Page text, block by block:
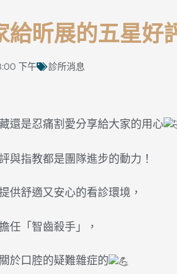
給昕展的五星好
下午 診所消息
還是忍痛割愛分享給大家的用心
與指教都是團隊進步的動力！
供舒適又安心的看診環境，
任「智齒殺手」，
於口腔的疑難雜症的